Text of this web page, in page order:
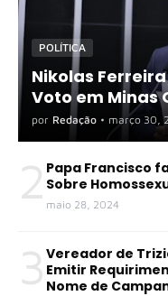
POLÍTICA
Nikolas
Voto em Minas
por Redação • março 30,
2 Papa Francisco
Sobre
maio 28, 2024
3 Vereador de
Emitir
Nome de